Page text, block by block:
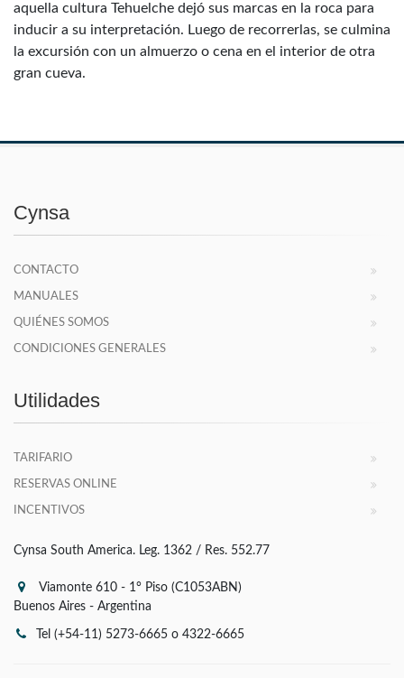
aquella cultura Tehuelche dejó sus marcas en la roca para
inducir a su interpretación. Luego de recorrerlas, se culmina
la excursión con un almuerzo o cena en el interior de otra
gran cueva.
Cynsa
CONTACTO
MANUALES
QUIÉNES SOMOS
CONDICIONES GENERALES
Utilidades
TARIFARIO
RESERVAS ONLINE
INCENTIVOS
Cynsa South America. Leg. 1362 / Res. 552.77
Viamonte 610 - 1° Piso (C1053ABN)
Buenos Aires - Argentina
Tel (+54-11) 5273-6665 o 4322-6665